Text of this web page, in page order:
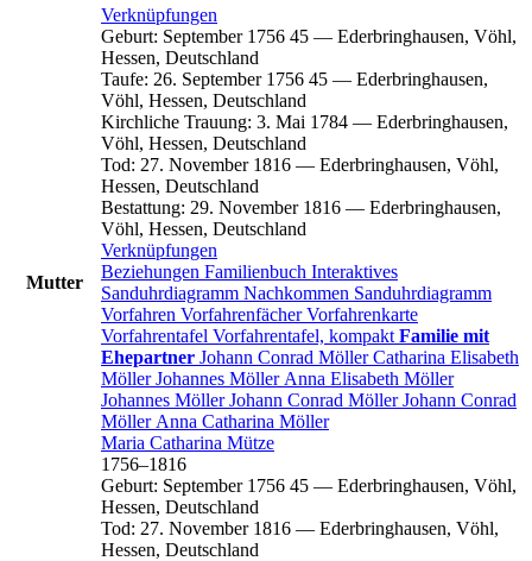
Mutter
Verknüpfungen
Geburt: September 1756 45 — Ederbringhausen, Vöhl,
Hessen, Deutschland
Taufe: 26. September 1756 45 — Ederbringhausen,
Vöhl, Hessen, Deutschland
Kirchliche Trauung: 3. Mai 1784 — Ederbringhausen,
Vöhl, Hessen, Deutschland
Tod: 27. November 1816 — Ederbringhausen, Vöhl,
Hessen, Deutschland
Bestattung: 29. November 1816 — Ederbringhausen,
Vöhl, Hessen, Deutschland
Verknüpfungen
Beziehungen Familienbuch Interaktives
Sanduhrdiagramm Nachkommen Sanduhrdiagramm
Vorfahren VorfahrenfächerVorfahrenkarte
Vorfahrentafel Vorfahrentafel, kompakt Familie mit
Ehepartner Johann Conrad Möller Catharina Elisabeth
Möller Johannes Möller Anna Elisabeth Möller
Johannes Möller Johann Conrad Möller Johann Conrad
Möller Anna Catharina Möller
Maria Catharina Mütze
1756–1816
Geburt: September 1756 45 — Ederbringhausen, Vöhl,
Hessen, Deutschland
Tod: 27. November 1816 — Ederbringhausen, Vöhl,
Hessen, Deutschland